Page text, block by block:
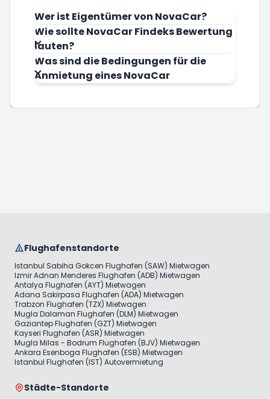
Wer ist Eigentümer von NovaCar?
Wie sollte NovaCar Findeks Bewertung
lauten?
Was sind die Bedingungen für die
Anmietung eines NovaCar
Flughafenstandorte
Istanbul Sabiha Gokcen Flughafen (SAW) Mietwagen
Izmir Adnan Menderes Flughafen (ADB) Mietwagen
Antalya Flughafen (AYT) Mietwagen
Adana Sakirpasa Flughafen (ADA) Mietwagen
Trabzon Flughafen (TZX) Mietwagen
Mugla Dalaman Flughafen (DLM) Mietwagen
Gaziantep Flughafen (GZT) Mietwagen
Kayseri Flughafen (ASR) Mietwagen
Mugla Milas - Bodrum Flughafen (BJV) Mietwagen
Ankara Esenboga Flughafen (ESB) Mietwagen
Istanbul Flughafen (IST) Autovermietung
Städte-Standorte